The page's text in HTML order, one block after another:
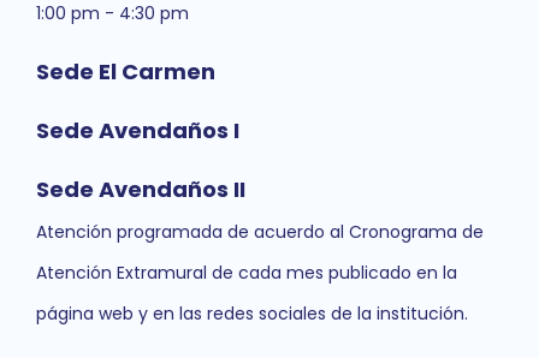
1:00 pm - 4:30 pm
Sede El Carmen
Sede Avendaños I
Sede Avendaños II
Atención programada de acuerdo al Cronograma de
Atención Extramural de cada mes publicado en la
página web y en las redes sociales de la institución.